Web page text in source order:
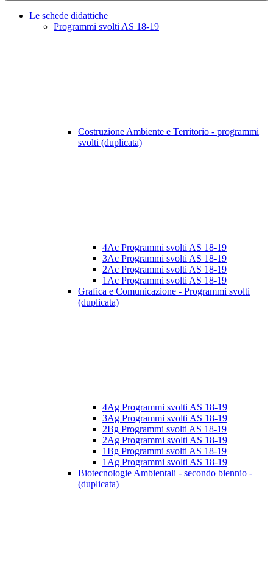
Le schede didattiche
Programmi svolti AS 18-19
Costruzione Ambiente e Territorio - programmi
svolti (duplicata)
4Ac Programmi svolti AS 18-19
3Ac Programmi svolti AS 18-19
2Ac Programmi svolti AS 18-19
1Ac Programmi svolti AS 18-19
Grafica e Comunicazione - Programmi svolti
(duplicata)
4Ag Programmi svolti AS 18-19
3Ag Programmi svolti AS 18-19
2Bg Programmi svolti AS 18-19
2Ag Programmi svolti AS 18-19
1Bg Programmi svolti AS 18-19
1Ag Programmi svolti AS 18-19
Biotecnologie Ambientali - secondo biennio -
(duplicata)